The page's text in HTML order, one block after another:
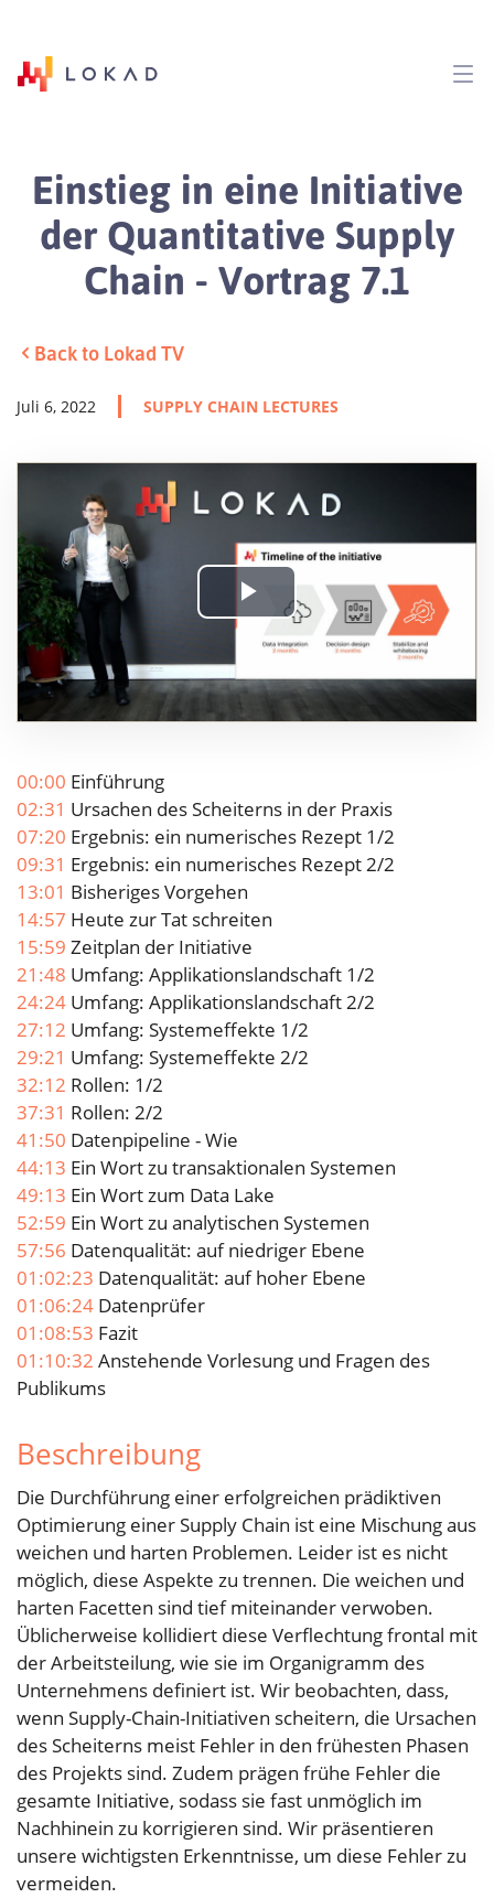
Einstieg in eine Initiative
der Quantitative Supply
Chain - Vortrag 7.1
Back to Lokad TV
Juli 6, 2022 SUPPLY CHAIN LECTURES
Play
Video
00:00 Einführung
02:31 Ursachen des Scheiterns in der Praxis
07:20 Ergebnis: ein numerisches Rezept 1/2
09:31 Ergebnis: ein numerisches Rezept 2/2
13:01 Bisheriges Vorgehen
14:57 Heute zur Tat schreiten
15:59 Zeitplan der Initiative
21:48 Umfang: Applikationslandschaft 1/2
24:24 Umfang: Applikationslandschaft 2/2
27:12 Umfang: Systemeffekte 1/2
29:21 Umfang: Systemeffekte 2/2
32:12 Rollen: 1/2
37:31 Rollen: 2/2
41:50 Datenpipeline - Wie
44:13 Ein Wort zu transaktionalen Systemen
49:13 Ein Wort zum Data Lake
52:59 Ein Wort zu analytischen Systemen
57:56 Datenqualität: auf niedriger Ebene
01:02:23 Datenqualität: auf hoher Ebene
01:06:24 Datenprüfer
01:08:53 Fazit
01:10:32 Anstehende Vorlesung und Fragen des
Publikums
Beschreibung
Die Durchführung einer erfolgreichen prädiktiven
Optimierung einer Supply Chain ist eine Mischung aus
weichen und harten Problemen. Leider ist es nicht
möglich, diese Aspekte zu trennen. Die weichen und
harten Facetten sind tief miteinander verwoben.
Üblicherweise kollidiert diese Verflechtung frontal mit
der Arbeitsteilung, wie sie im Organigramm des
Unternehmens definiert ist. Wir beobachten, dass,
wenn Supply-Chain-Initiativen scheitern, die Ursachen
des Scheiterns meist Fehler in den frühesten Phasen
des Projekts sind. Zudem prägen frühe Fehler die
gesamte Initiative, sodass sie fast unmöglich im
Nachhinein zu korrigieren sind. Wir präsentieren
unsere wichtigsten Erkenntnisse, um diese Fehler zu
vermeiden.